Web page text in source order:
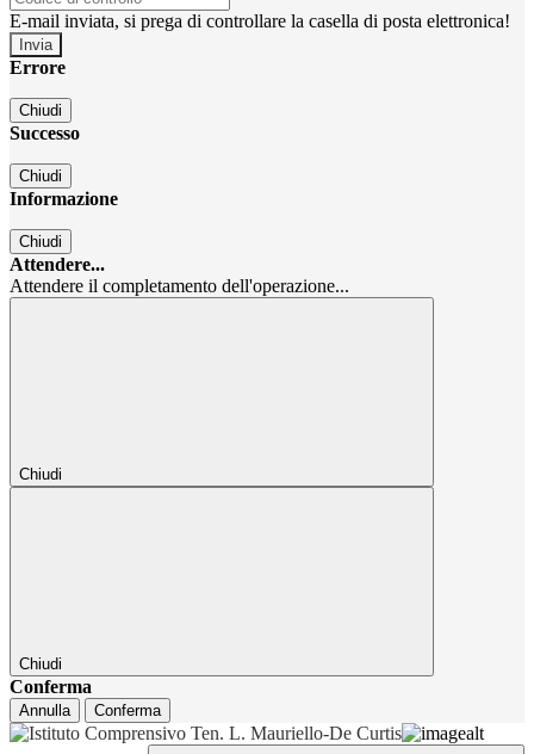
E-mail inviata, si prega di controllare la casella di posta elettronica!
Errore
Chiudi
Successo
Chiudi
Informazione
Chiudi
Attendere...
Attendere il completamento dell'operazione...
Chiudi
Chiudi
Conferma
Annulla Conferma